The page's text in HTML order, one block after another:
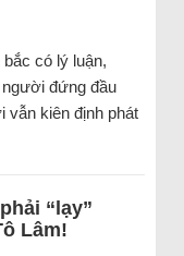
có lý luận,
đứng đầu
vẫn kiên định phát
“lạy”
Lâm!